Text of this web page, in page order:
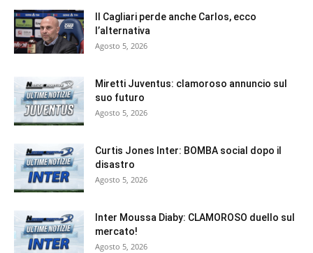
Il Cagliari perde anche Carlos, ecco
l’alternativa
Agosto 5, 2026
Miretti Juventus: clamoroso annuncio sul
suo futuro
Agosto 5, 2026
Curtis Jones Inter: BOMBA social dopo il
disastro
Agosto 5, 2026
Inter Moussa Diaby: CLAMOROSO duello sul
mercato!
Agosto 5, 2026